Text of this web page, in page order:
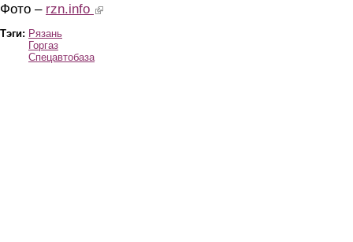
Фото – rzn.info (link is external)
Тэги: Рязань
Горгаз
Спецавтобаза